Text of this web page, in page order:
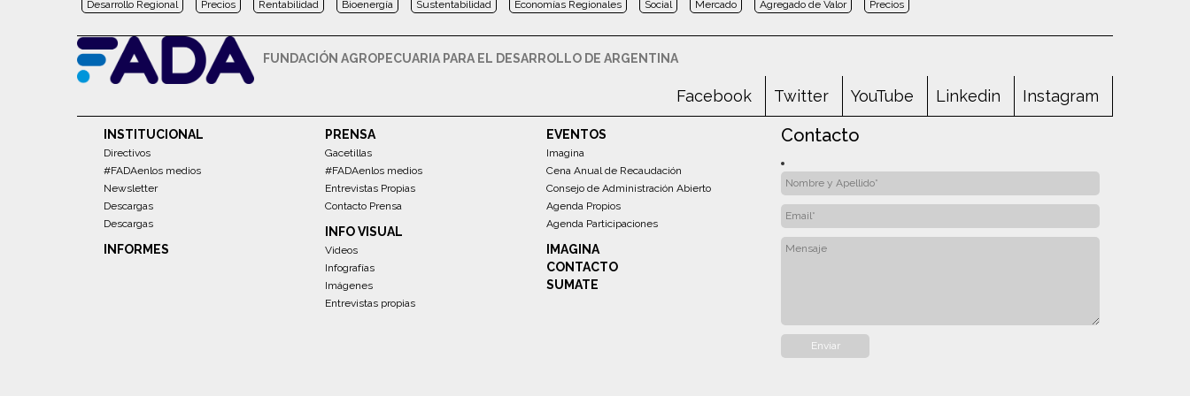
Desarrollo Regional Precios Rentabilidad Bioenergía Sustentabilidad Economías Regionales Social Mercado Agregado de Valor Precios
FUNDACIÓN AGROPECUARIA PARA EL DESARROLLO DE ARGENTINA
Facebook Twitter YouTube Linkedin Instagram
INSTITUCIONAL
Directivos
#FADAenlos medios
Newsletter
Descargas
Descargas
INFORMES
PRENSA
Gacetillas
#FADAenlos medios
Entrevistas Propias
Contacto Prensa
INFO VISUAL
Videos
Infografías
Imágenes
Entrevistas propias
EVENTOS
Imagina
Cena Anual de Recaudación
Consejo de Administración Abierto
Agenda Propios
Agenda Participaciones
IMAGINA
CONTACTO
SUMATE
Contacto